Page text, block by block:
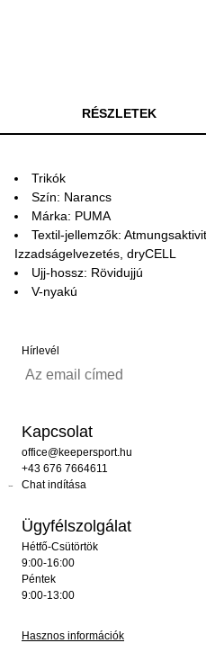
RÉSZLETEK
Trikók
Szín: Narancs
Márka: PUMA
Textil-jellemzők:
Izzadságelvezetés, dryCELL
Ujj-hossz: Rövidujjú
V-nyakú
Hírlevél
Kapcsolat
office@keepersport.hu
+43 676 7664611
Chat indítása
Ügyfélszolgálat
Hétfő-Csütörtök
9:00-16:00
Péntek
9:00-13:00
Hasznos információk